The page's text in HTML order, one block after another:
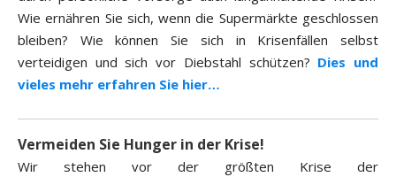
Wie ernähren Sie sich, wenn die Supermärkte geschlossen
bleiben? Wie können Sie sich in Krisenfällen selbst
verteidigen und sich vor Diebstahl schützen? Dies und
vieles mehr erfahren Sie hier…
Vermeiden Sie Hunger in der Krise!
Wir stehen vor der größten Krise der